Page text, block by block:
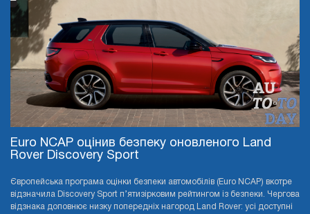
Euro NCAP оцінив безпеку оновленого Land
Rover Discovery Sport
Європейська програма оцінки безпеки автомобілів (Euro NCAP) вкотре
відзначила Discovery Sport п’ятизірковим рейтингом із безпеки. Чергова
відзнака доповнює низку попередніх нагород Land Rover: усі доступні